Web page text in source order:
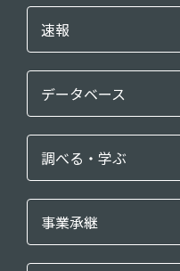
速報
データベース
調べる・学ぶ
事業承継